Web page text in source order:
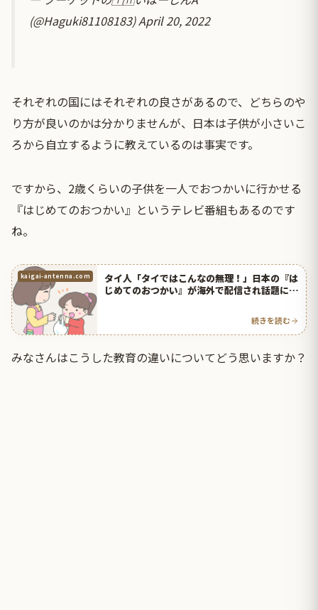
(@Haguki81108183)April 20, 2022
それぞれの国にはそれぞれの良さがあるので、どちらのや
り方が良いのかは分かりませんが、日本は子供が小さいこ
ろから自立するように教えているのは事実です。
ですから、2歳くらいの子供を一人でおつかいに行かせる
『はじめてのおつかい』というテレビ番組もあるのです
ね。
kaigai-antenna.com
タイ人「タイではこんなの無理！」日本の『は
じめてのおつかい』が海外で配信され話題に！
続きを読む
みなさんはこうした教育の違いについてどう思いますか？